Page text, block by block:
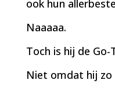
ook hun
Naaaaa.
Toch is hij de Go-
Niet omdat hij zo